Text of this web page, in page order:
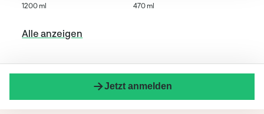
1200 ml 470 ml
Alle anzeigen
Jetzt anmelden